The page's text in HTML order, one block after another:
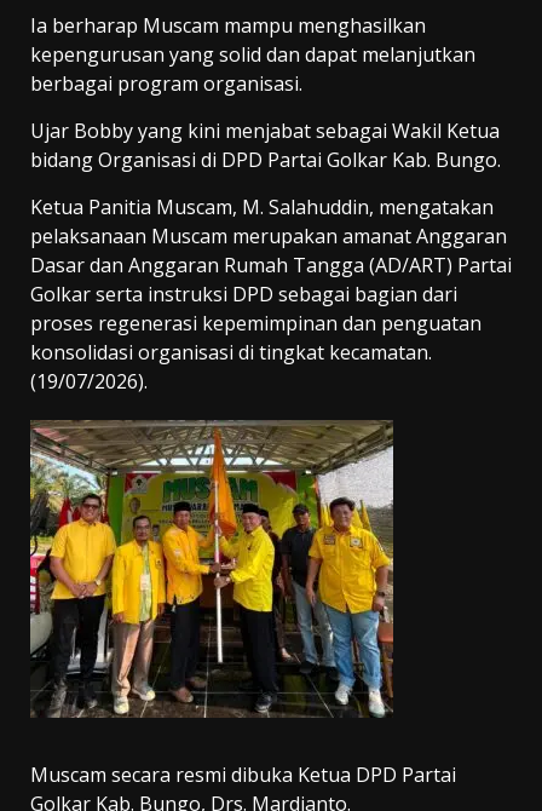
Ia berharap Muscam mampu menghasilkan
kepengurusan yang solid dan dapat melanjutkan
berbagai program organisasi.
Ujar Bobby yang kini menjabat sebagai Wakil Ketua
bidang Organisasi di DPD Partai Golkar Kab. Bungo.
Ketua Panitia Muscam, M. Salahuddin, mengatakan
pelaksanaan Muscam merupakan amanat Anggaran
Dasar dan Anggaran Rumah Tangga (AD/ART) Partai
Golkar serta instruksi DPD sebagai bagian dari
proses regenerasi kepemimpinan dan penguatan
konsolidasi organisasi di tingkat kecamatan.
(19/07/2026).
Muscam secara resmi dibuka Ketua DPD Partai
Golkar Kab. Bungo, Drs. Mardianto.